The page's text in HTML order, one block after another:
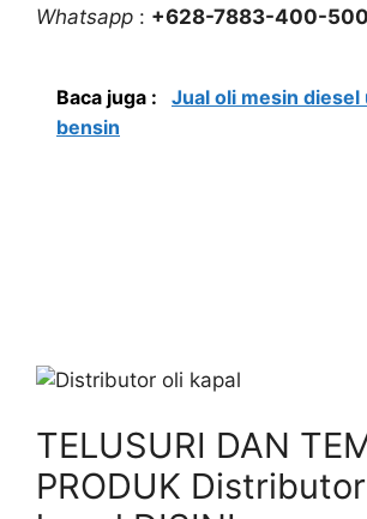
Whatsapp : +628-7883-400-500
Baca juga :
Jual oli mesin diesel
bensin
TELUSURI DAN
PRODUK